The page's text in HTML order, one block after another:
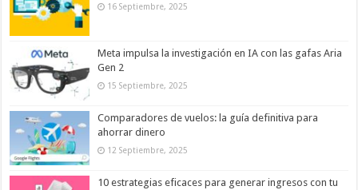
16 Septiembre, 2025
Meta impulsa la investigación en IA con las gafas Aria
Gen 2
15 Septiembre, 2025
Comparadores de vuelos: la guía definitiva para
ahorrar dinero
12 Septiembre, 2025
10 estrategias eficaces para generar ingresos con tu